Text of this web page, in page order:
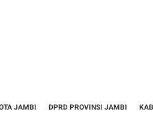
JAMBI DPRD PROVINSI JAMBI